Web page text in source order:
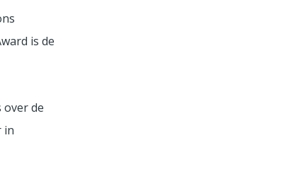
is de
de
in